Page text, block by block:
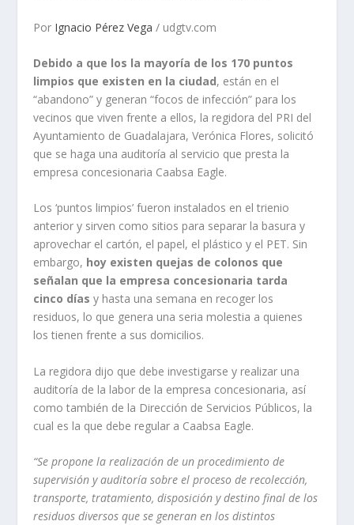
Por Ignacio Pérez Vega / udgtv.com
Debido a que los la mayoría de los 170 puntos
limpios que existen en la ciudad, están en el
“abandono” y generan “focos de infección” para los
vecinos que viven frente a ellos, la regidora del PRI del
Ayuntamiento de Guadalajara, Verónica Flores, solicitó
que se haga una auditoría al servicio que presta la
empresa concesionaria Caabsa Eagle.
Los ‘puntos limpios’ fueron instalados en el trienio
anterior y sirven como sitios para separar la basura y
aprovechar el cartón, el papel, el plástico y el PET. Sin
embargo, hoy existen quejas de colonos que
señalan que la empresa concesionaria tarda
cinco días y hasta una semana en recoger los
residuos, lo que genera una seria molestia a quienes
los tienen frente a sus domicilios.
La regidora dijo que debe investigarse y realizar una
auditoría de la labor de la empresa concesionaria, así
como también de la Dirección de Servicios Públicos, la
cual es la que debe regular a Caabsa Eagle.
“Se propone la realización de un procedimiento de
supervisión y auditoría sobre el proceso de recolección,
transporte, tratamiento, disposición y destino final de los
residuos diversos que se generan en los distintos